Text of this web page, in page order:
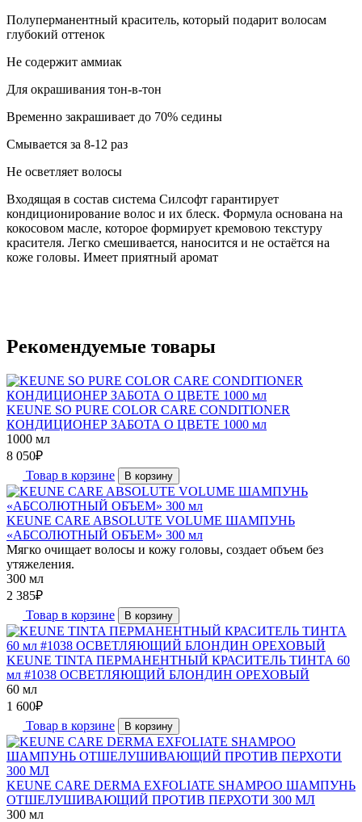
Полуперманентный краситель, который подарит волосам
глубокий оттенок
Не содержит аммиак
Для окрашивания тон-в-тон
Временно закрашивает до 70% седины
Смывается за 8-12 раз
Не осветляет волосы
Входящая в состав система Силсофт гарантирует
кондиционирование волос и их блеск. Формула основана на
кокосовом масле, которое формирует кремовою текстуру
красителя. Легко смешивается, наносится и не остаётся на
коже головы. Имеет приятный аромат
Рекомендуемые товары
KEUNE SO PURE COLOR CARE CONDITIONER
КОНДИЦИОНЕР ЗАБОТА О ЦВЕТЕ 1000 мл
1000 мл
8 050₽
Товар в корзине
В корзину
KEUNE CARE ABSOLUTE VOLUME ШАМПУНЬ
«АБСОЛЮТНЫЙ ОБЪЕМ» 300 мл
Мягко очищает волосы и кожу головы, создает объем без
утяжеления.
300 мл
2 385₽
Товар в корзине
В корзину
KEUNE TINTA ПЕРМАНЕНТНЫЙ КРАСИТЕЛЬ ТИНТА 60
мл #1038 ОСВЕТЛЯЮЩИЙ БЛОНДИН ОРЕХОВЫЙ
60 мл
1 600₽
Товар в корзине
В корзину
KEUNE CARE DERMA EXFOLIATE SHAMPOO ШАМПУНЬ
ОТШЕЛУШИВАЮЩИЙ ПРОТИВ ПЕРХОТИ 300 МЛ
300 мл